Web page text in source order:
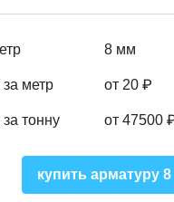
8 мм
метр от 20 ₽
тонну от 47500
купить арматуру 8